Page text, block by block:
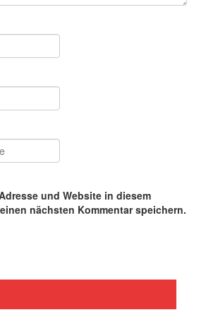
und Website in diesem
nächsten Kommentar speichern.